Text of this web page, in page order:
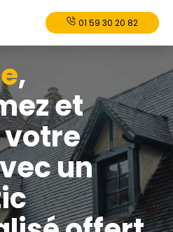
01 59 30 20 82
,
et
un